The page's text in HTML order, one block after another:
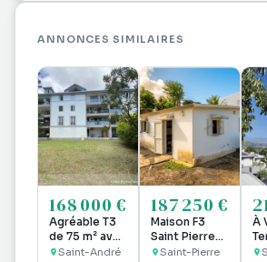
ANNONCES SIMILAIRES
168 000 €
Agréable T3
de 75 m² avec
varangue + 2
Saint-André
187 250 €
Maison F3
Saint Pierre
(ligne
Saint-Pierre
À
+